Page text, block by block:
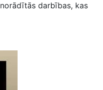
darbības, kas